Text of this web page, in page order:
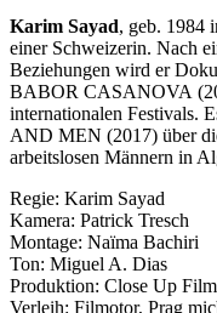
Karim Sayad, geb. 1984
einer Schweizerin. Nach
Beziehungen wird er
BABOR CASANOVA
internationalen Festivals.
AND MEN (2017) über
arbeitslosen Männern in
Regie: Karim Sayad
Kamera: Patrick Tresch
Montage: Naïma Bachiri
Ton: Miguel A. Dias
Produktion: Close Up
Verleih: Filmotor, Prag